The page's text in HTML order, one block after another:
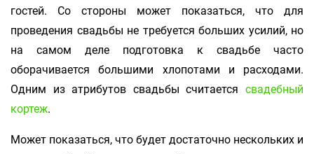
гостей. Со стороны может показаться, что для
проведения свадьбы не требуется больших усилий, но
на самом деле подготовка к свадьбе часто
оборачивается большими хлопотами и расходами.
Одним из атрибутов свадьбы считается свадебный
кортеж.
Может показаться, что будет достаточно нескольких и